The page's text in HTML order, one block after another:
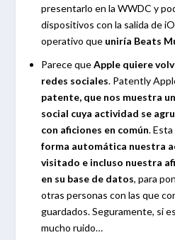
presentarlo en la WWDC y
dispositivos con la salida de
operativo que uniría Beats
Parece queApple quiere
redes sociales. Patently
patente, que nos muestra
social cuya actividad se
con aficiones en común. Esta
forma automática nuestra
visitado e incluso nuestra
en su base de datos, para
otras personas con las que
guardados. Seguramente, si
mucho ruido…